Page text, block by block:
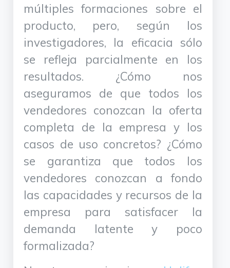
múltiples formaciones sobre el
producto, pero, según los
investigadores, la eficacia sólo
se refleja parcialmente en los
resultados. ¿Cómo nos
aseguramos de que todos los
vendedores conozcan la oferta
completa de la empresa y los
casos de uso concretos? ¿Cómo
se garantiza que todos los
vendedores conozcan a fondo
las capacidades y recursos de la
empresa para satisfacer la
demanda latente y poco
formalizada?